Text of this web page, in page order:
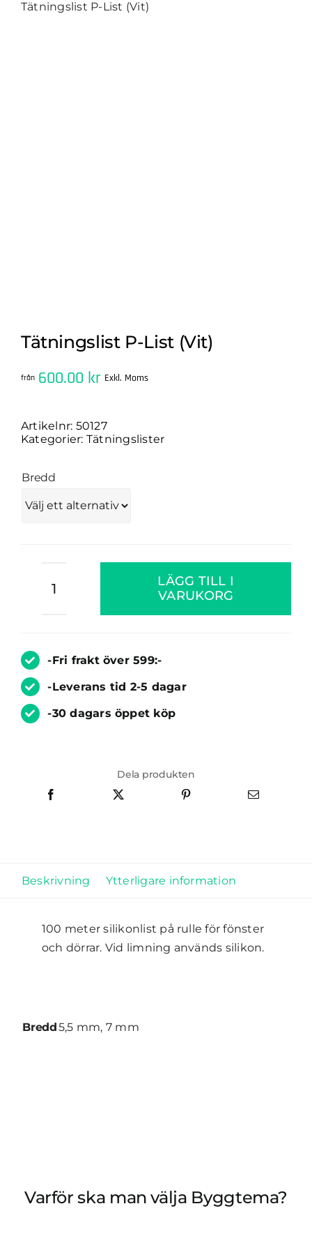
Tätningslist P-List (Vit)
Tätningslist P-List (Vit)
från 600.00 kr Exkl. Moms
Artikelnr: 50127
Kategorier: Tätningslister
Bredd
P-
LÄGG TILL I
VARUKORG
-Fri frakt över 599:-
-Leverans tid 2-5 dagar
-30 dagars öppet köp
Dela produkten
Beskrivning Ytterligare information
100 meter silikonlist på rulle för fönster
och dörrar. Vid limning används silikon.
Bredd5,5 mm, 7 mm
Varför ska man välja Byggtema?